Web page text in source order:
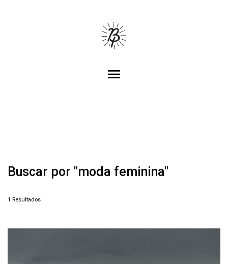
menu
Buscar por "moda feminina"
1 Resultados